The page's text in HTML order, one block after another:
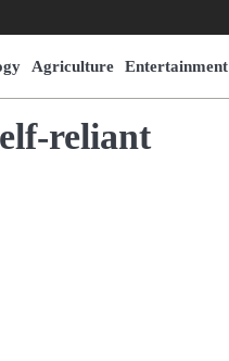
Agriculture Entertainment
reliant